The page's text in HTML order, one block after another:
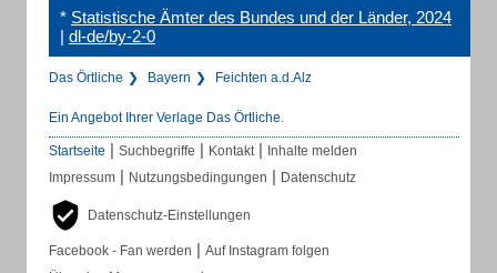
* Statistische Ämter des Bundes und der Länder, 2024
| dl-de/by-2-0
Das Örtliche Bayern Feichten a.d.Alz
Ein Angebot Ihrer Verlage Das Örtliche.
Startseite | Suchbegriffe | Kontakt | Inhalte melden
Impressum | Nutzungsbedingungen | Datenschutz
Datenschutz-Einstellungen
Facebook - Fan werden | Auf Instagram folgen